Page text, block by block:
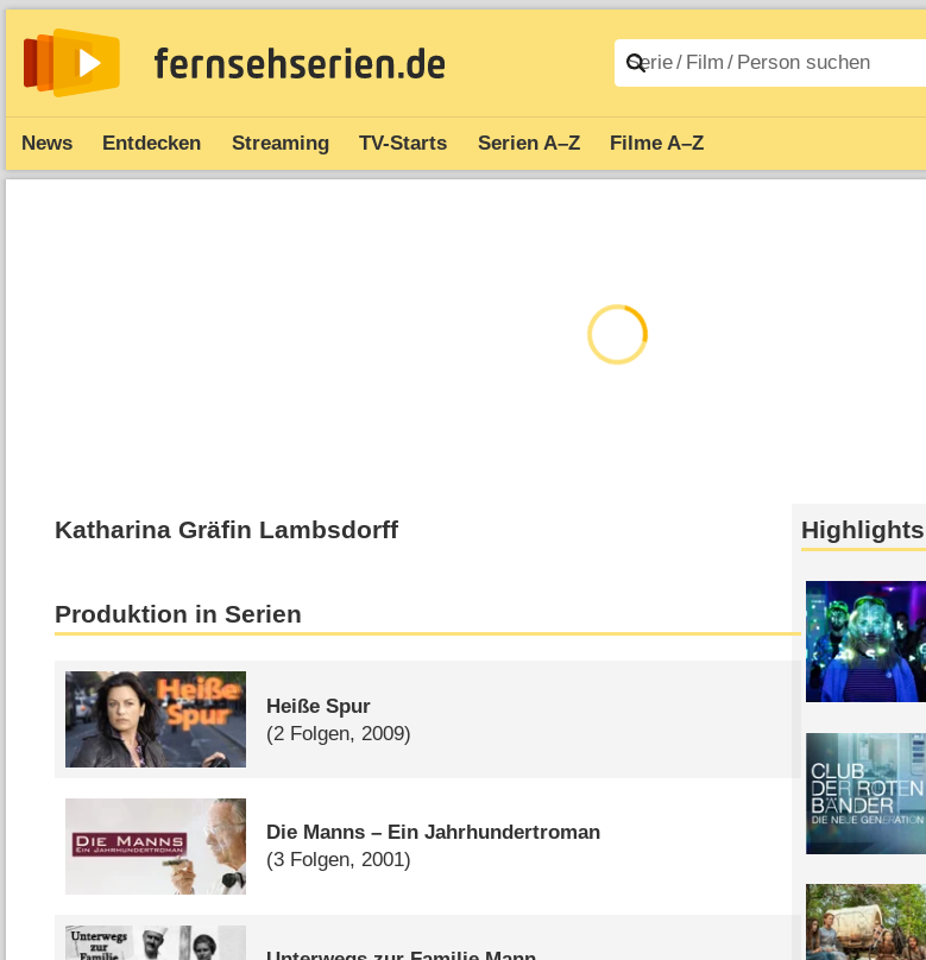
News Entdecken Streaming TV-Starts Serien A–Z Filme A–Z
Katharina Gräfin Lambsdorff
Produktion in Serien
Heiße Spur
(2 Folgen, 2009)
Die Manns – Ein Jahrhundertroman
(3 Folgen, 2001)
Highlights